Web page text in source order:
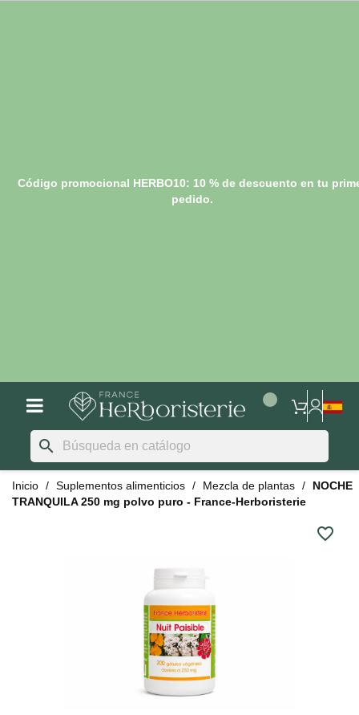
Código promocional HERBO10: 10 % de descuento en tu
pedido.
search
Inicio Suplementos alimenticios Mezcla de plantas
NOCHE
TRANQUILA 250 mg polvo puro - France-Herboristerie
favorite_border